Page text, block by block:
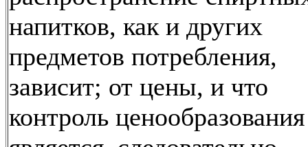
напитков, как и других
предметов потребления,
зависит; от цены, и что
контроль ценообразования